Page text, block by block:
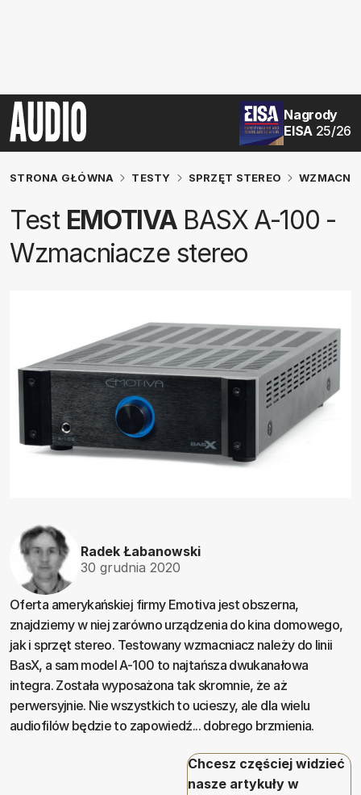
Nagrody
EISA 25/26
STRONA GŁÓWNA TESTY SPRZĘT STEREO
Test EMOTIVABASX A-100 -
Wzmacniacze stereo
Radek Łabanowski
30 grudnia 2020
Oferta amerykańskiej firmy Emotiva jest obszerna,
znajdziemy w niej zarówno urządzenia do kina domowego,
jak i sprzęt stereo. Testowany wzmacniacz należy do linii
BasX, a sam model A-100 to najtańsza dwukanałowa
integra. Została wyposażona tak skromnie, że aż
perwersyjnie. Nie wszystkich to ucieszy, ale dla wielu
audiofilów będzie to zapowiedź... dobrego brzmienia.
Chcesz częściej widzieć
nasze artykuły w